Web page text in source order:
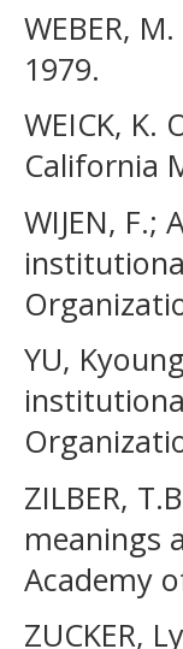
WEBER,
1979.
WEICK,
California
WIJEN, F.;
YU,
ZILBER,
meanings
Academy
ZUCKER,